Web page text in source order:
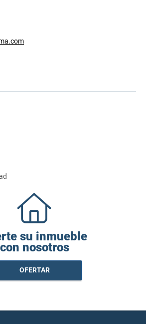
su inmueble
con nosotros
OFERTAR